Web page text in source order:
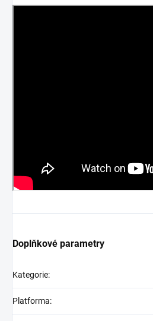
Doplňkové parametry
Kategorie:
Platforma: